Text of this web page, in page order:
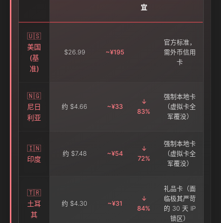
宜
🇺🇸
美国
(基
准)
$26.99 ~¥195
官方标准，
需外币信用
卡
🇳🇬
尼日
利亚
约 $4.66 ~¥33
↓
83%
强制本地卡
（虚拟卡全
军覆没）
🇮🇳
印度
约 $7.48 ~¥54
↓
72%
强制本地卡
（虚拟卡全
军覆没）
🇹🇷
土耳
其
约 $4.30 ~¥31
↓
84%
礼品卡（面
临极其严苛
的 30 天 IP
锁区）